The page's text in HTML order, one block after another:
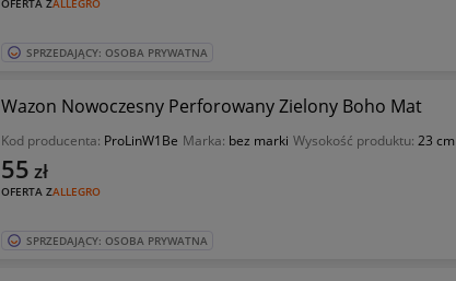
OFERTA ZALLEGRO
SPRZEDAJĄCY: OSOBA PRYWATNA
Wazon Nowoczesny Perforowany Zielony Boho Mat
Kod producenta: ProLinW1Be Marka: bez marki Wysokość produktu: 23 cm
OFERTA ZALLEGRO
55 zł
SPRZEDAJĄCY: OSOBA PRYWATNA